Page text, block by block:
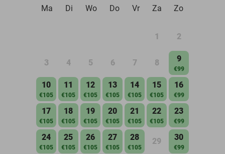
Ma
Di Wo Do Vr Za Zo
1 2
3 4 5 6 7 8 9
€99
10
€105
11
€105
12
€105
13
€105
14
€105
15
€105
16
€99
17
€105
18
€105
19
€105
20
€105
21
€105
22
€105
23
€99
24
€105
25
€105
26
€105
27
€105
28
€105
29 30
€99